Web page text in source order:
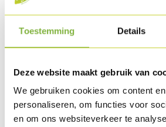
Toestemming Details
Deze website maakt gebruik van
We gebruiken cookies om content
personaliseren, om functies voor
en om ons websiteverkeer te
Méthode de préparation
poêle (2 x 4 min.).
Lavez les pommes de terre et
taille identique. Faites cuire al dente